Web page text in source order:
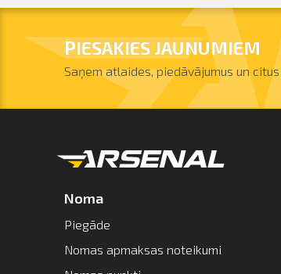
PIESAKIES JAUNUMIEM
Saņem atlaides, piedāvājumus un
Noma
Piegāde
Nomas apmaksas noteikumi